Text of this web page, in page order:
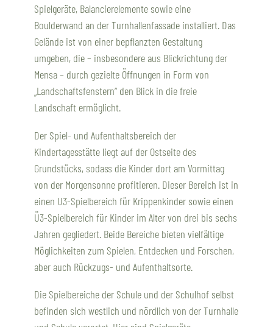
Spielgeräte, Balancierelemente sowie eine
Boulderwand an der Turnhallenfassade installiert. Das
Gelände ist von einer bepflanzten Gestaltung
umgeben, die – insbesondere aus Blickrichtung der
Mensa – durch gezielte Öffnungen in Form von
„Landschaftsfenstern“ den Blick in die freie
Landschaft ermöglicht.
Der Spiel- und Aufenthaltsbereich der
Kindertagesstätte liegt auf der Ostseite des
Grundstücks, sodass die Kinder dort am Vormittag
von der Morgensonne profitieren. Dieser Bereich ist in
einen U3-Spielbereich für Krippenkinder sowie einen
Ü3-Spielbereich für Kinder im Alter von drei bis sechs
Jahren gegliedert. Beide Bereiche bieten vielfältige
Möglichkeiten zum Spielen, Entdecken und Forschen,
aber auch Rückzugs- und Aufenthaltsorte.
Die Spielbereiche der Schule und der Schulhof selbst
befinden sich westlich und nördlich von der Turnhalle